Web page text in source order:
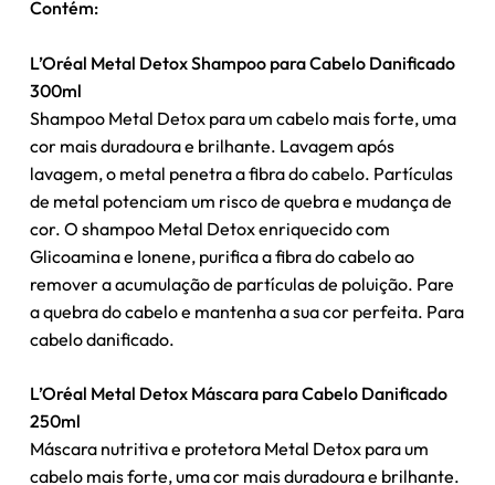
Contém:
L’Oréal Metal Detox Shampoo para Cabelo Danificado
300ml
Shampoo Metal Detox para um cabelo mais forte, uma
cor mais duradoura e brilhante. Lavagem após
lavagem, o metal penetra a fibra do cabelo. Partículas
de metal potenciam um risco de quebra e mudança de
cor. O shampoo Metal Detox enriquecido com
Glicoamina e Ionene, purifica a fibra do cabelo ao
remover a acumulação de partículas de poluição. Pare
a quebra do cabelo e mantenha a sua cor perfeita. Para
cabelo danificado.
L’Oréal Metal Detox Máscara para Cabelo Danificado
250ml
Máscara nutritiva e protetora Metal Detox para um
cabelo mais forte, uma cor mais duradoura e brilhante.